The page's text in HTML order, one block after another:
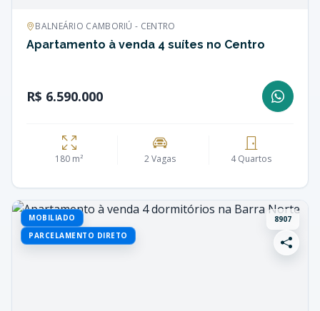
BALNEÁRIO CAMBORIÚ - CENTRO
Apartamento à venda 4 suítes no Centro
R$ 6.590.000
180 m² 2 Vagas 4 Quartos
MOBILIADO
PARCELAMENTO DIRETO
8907